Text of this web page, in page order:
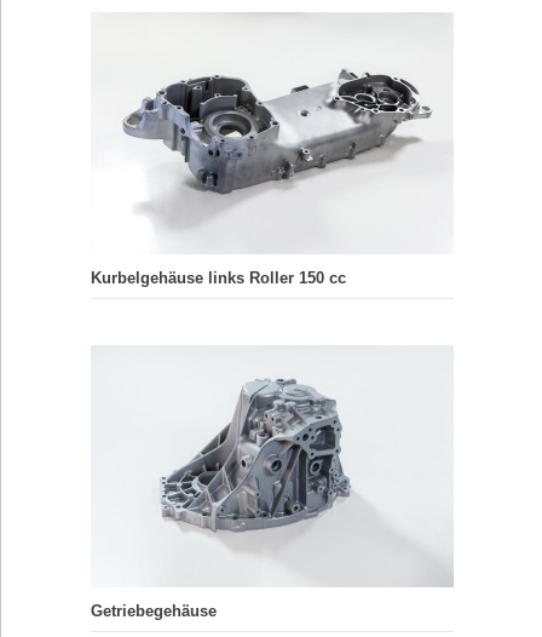
Kurbelgehäuse links Roller 150 cc
Getriebegehäuse